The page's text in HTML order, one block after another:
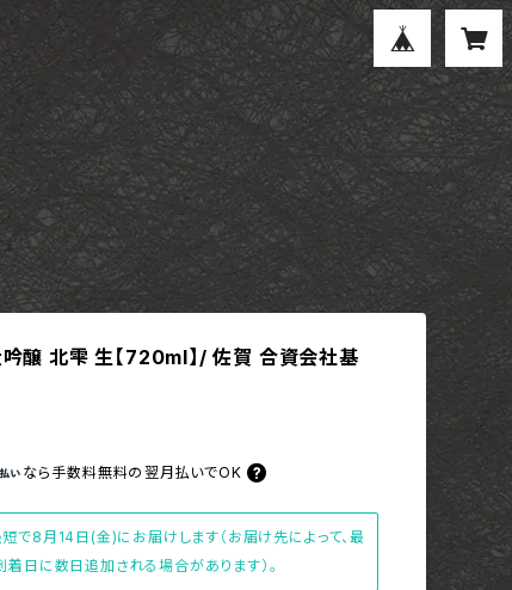
醸 北雫 生【720ml】/ 佐賀 合資会社基
なら 手数料無料の 翌月払いでOK
で8月14日(金)にお届けします（お届け先によって、最
着日に数日追加される場合があります）。